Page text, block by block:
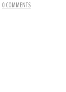
0 COMMENTS